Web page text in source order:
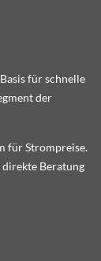
für schnelle
der
für Strompreise.
Beratung